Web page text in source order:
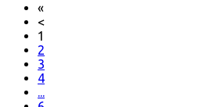
«
<
1
2
3
4
...